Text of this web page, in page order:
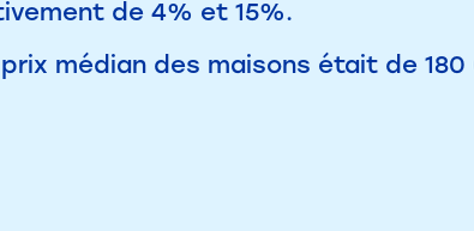
de 4% et 15%.
médian des maisons était de